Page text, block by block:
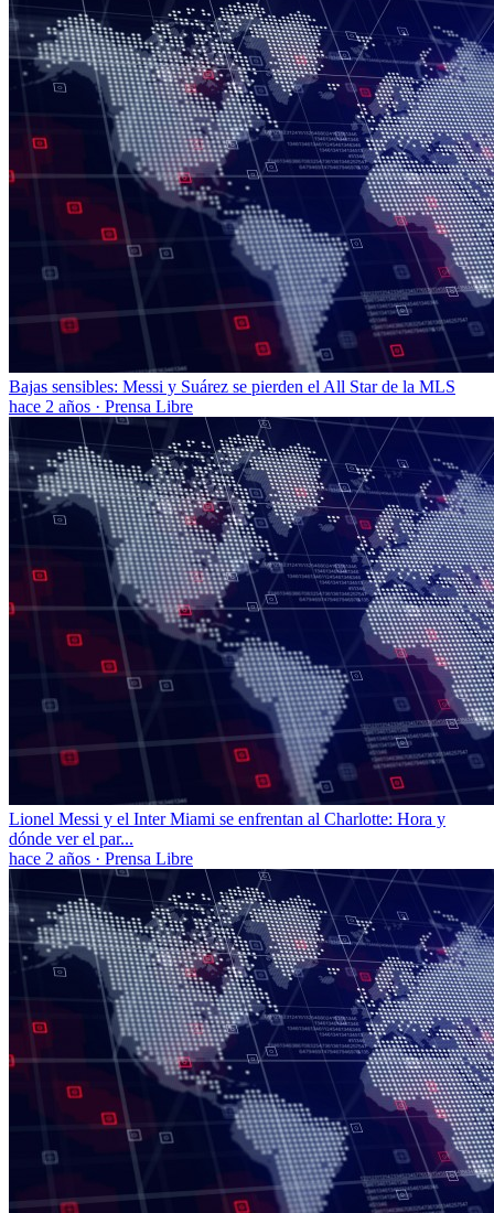
Bajas sensibles: Messi y Suárez se pierden el All Star de la MLS
hace 2 años · Prensa Libre
Lionel Messi y el Inter Miami se enfrentan al Charlotte: Hora y
dónde ver el par...
hace 2 años · Prensa Libre